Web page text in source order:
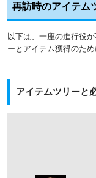
再訪時のアイテム
以下は、一座の進行役
ーとアイテム獲得のた
アイテムツリーと